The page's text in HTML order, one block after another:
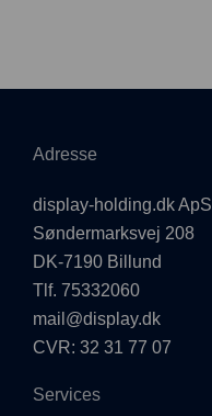
Adresse
display-holding.dk ApS
Søndermarksvej 208
DK-7190 Billund
Tlf. 75332060
mail@display.dk
CVR: 32 31 77 07
Services